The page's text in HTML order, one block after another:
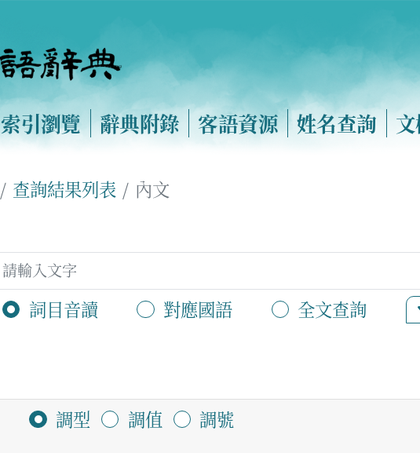
索引瀏覽 辭典附錄 客語資源 姓名查詢
查詢結果列表 內文
詞目音讀 對應國語 全文查詢
調型 調值 調號